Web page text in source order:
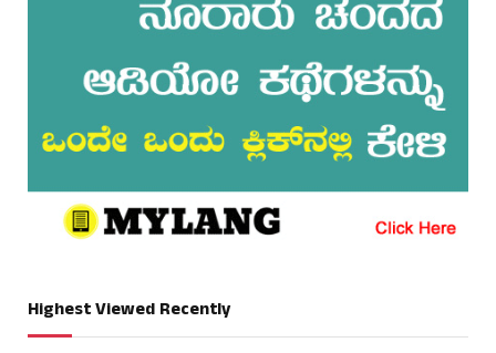
Highest Viewed Recently